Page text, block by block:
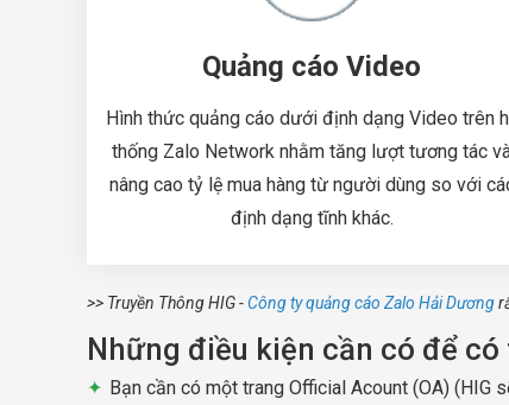
Quảng cáo Video
Hình thức quảng cáo dưới định dạng Video trên
thống Zalo Network nhằm tăng lượt tương tác
nâng cao tỷ lệ mua hàng từ người dùng so với
định dạng tĩnh khác.
>> Truyền Thông HIG -Công ty quảng cáo Zalo Hải Dương
Những điều kiện cần có để
Bạn cần có một trang Official Acount (OA) (HIG